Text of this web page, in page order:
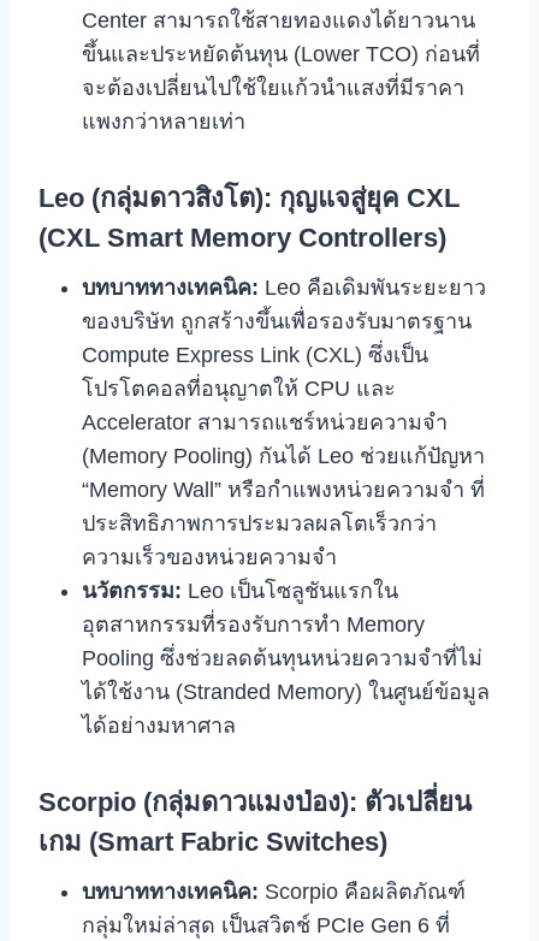
Center สามารถใช้สายทองแดงได้ยาวนาน
ขึ้นและประหยัดต้นทุน (Lower TCO) ก่อนที่
จะต้องเปลี่ยนไปใช้ใยแก้วนำแสงที่มีราคา
แพงกว่าหลายเท่า
Leo (กลุ่มดาวสิงโต): กุญแจสู่ยุค CXL
(CXL Smart Memory Controllers)
บทบาททางเทคนิค: Leo คือเดิมพันระยะยาว
ของบริษัท ถูกสร้างขึ้นเพื่อรองรับมาตรฐาน
Compute Express Link (CXL) ซึ่งเป็น
โปรโตคอลที่อนุญาตให้ CPU และ
Accelerator สามารถแชร์หน่วยความจำ
(Memory Pooling) กันได้ Leo ช่วยแก้ปัญหา
“Memory Wall” หรือกำแพงหน่วยความจำ ที่
ประสิทธิภาพการประมวลผลโตเร็วกว่า
ความเร็วของหน่วยความจำ
นวัตกรรม: Leo เป็นโซลูชันแรกใน
อุตสาหกรรมที่รองรับการทำ Memory
Pooling ซึ่งช่วยลดต้นทุนหน่วยความจำที่ไม่
ได้ใช้งาน (Stranded Memory) ในศูนย์ข้อมูล
ได้อย่างมหาศาล
Scorpio (กลุ่มดาวแมงป่อง): ตัวเปลี่ยน
เกม (Smart Fabric Switches)
บทบาททางเทคนิค: Scorpio คือผลิตภัณฑ์
กลุ่มใหม่ล่าสุด เป็นสวิตช์ PCIe Gen 6 ที่